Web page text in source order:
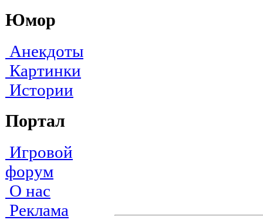
Юмор
Анекдоты
Картинки
Истории
Портал
Игровой
форум
О нас
Реклама